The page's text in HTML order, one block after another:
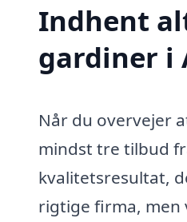
Indhent
gardiner i
Når du overvejer
mindst tre tilbud
kvalitetsresultat,
rigtige firma, men